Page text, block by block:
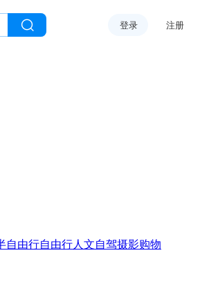
登录 注册
自由行自由行人文自驾摄影购物